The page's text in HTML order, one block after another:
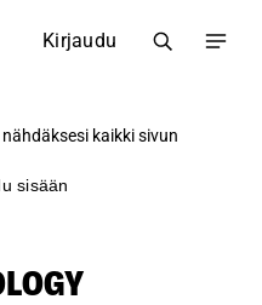
Kirjaudu
kaikki sivun
sisään